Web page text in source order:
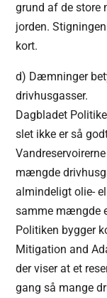
grund af de store
jorden.
kort.
d) Dæmninger
drivhusgasser.
Dagbladet
slet ikke er så
mængde
almindeligt olie-
samme mængde
Politiken bygger
Mitigation and
der viser at et
gang så mange